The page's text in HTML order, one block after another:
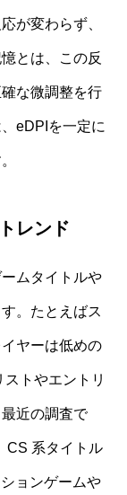
が変わらず、
とは、この反
な微調整を行
eDPIを一定に
レンド
ムタイトルや
。たとえばス
ヤーは低めの
トやエントリ
近の調査で
CS 系タイトル
ョンゲームや